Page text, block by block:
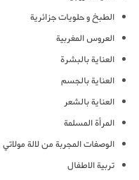
الطبخ و حلويات جزائرية
العروس المغربية
العناية بالبشرة
العناية بالجسم
العناية بالشعر
المرأة المسلمة
الوصفات المجربة من لالة مولاتي
تربية الاطفال